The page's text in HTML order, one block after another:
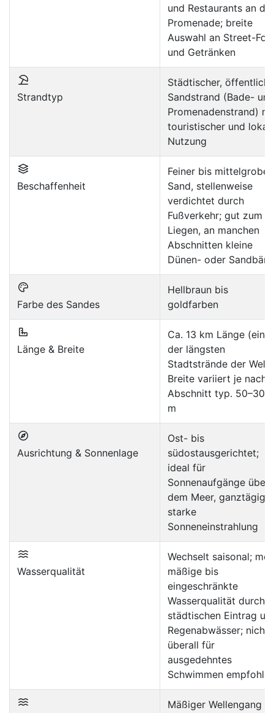
und Restaurants an der
Promenade; breite
Auswahl an Street-
und Getränken
Strandtyp
Städtischer,
Sandstrand (Bade- und
Promenadenstrand)
touristischer und
Nutzung
Beschaffenheit
Feiner bis mittelgrober
Sand, stellenweise
verdichtet durch
Fußverkehr; gut zum
Liegen, an manchen
Abschnitten kleine
Dünen- oder
Farbe des Sandes
Hellbraun bis
goldfarben
Länge & Breite
Ca. 13 km Länge (einer
der längsten
Stadtstrände der
Breite variiert je nach
Abschnitt typ. 50–300
m
Ausrichtung & Sonnenlage
Ost- bis
südostausgerichtet;
ideal für
Sonnenaufgänge über
dem Meer, ganztägig
starke
Sonneneinstrahlung
Wasserqualität
Wechselt saisonal;
mäßige bis
eingeschränkte
Wasserqualität durch
städtischen Eintrag
Regenabwässer; nicht
überall für
ausgedehntes
Schwimmen
Mäßiger Wellengang